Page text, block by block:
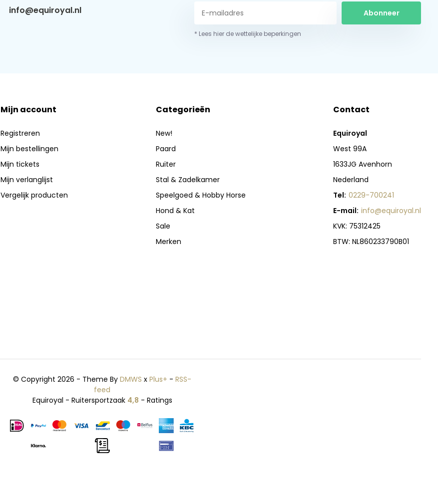
info@equiroyal.nl
Abonneer
* Lees hier de wettelijke beperkingen
Mijn account
Registreren
Mijn bestellingen
Mijn tickets
Mijn verlanglijst
Vergelijk producten
Categorieën
New!
Paard
Ruiter
Stal & Zadelkamer
Speelgoed & Hobby Horse
Hond & Kat
Sale
Merken
Contact
Equiroyal
West 99A
1633JG Avenhorn
Nederland
Tel: 0229-700241
E-mail: info@equiroyal.nl
KVK: 75312425
BTW: NL860233790B01
© Copyright 2026 - Theme ByDMWS xPlus+ -RSS-
feed
Equiroyal - Ruitersportzaak 4,8 - Ratings